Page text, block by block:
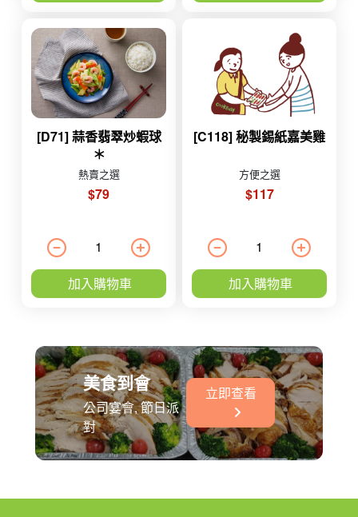
[D71] 蒜香翡翠炒蝦球
＊
熱賣之選
$79
加入購物車
[C118] 秘製錫紙嘉美雞
方便之選
$117
加入購物車
美食到會
公司宴會, 節日派
對
立即查看